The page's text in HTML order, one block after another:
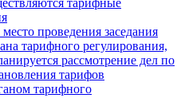
тарифные
проведения заседания
тарифного регулирования,
рассмотрение дел по
тарифов
тарифного